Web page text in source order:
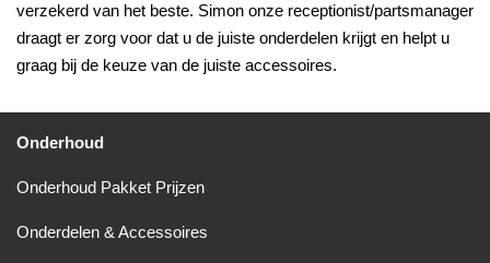
verzekerd van het beste. Simon onze receptionist/partsmanager
draagt er zorg voor dat u de juiste onderdelen krijgt en helpt u
graag bij de keuze van de juiste accessoires.
Onderhoud
Onderhoud Pakket Prijzen
Onderdelen & Accessoires